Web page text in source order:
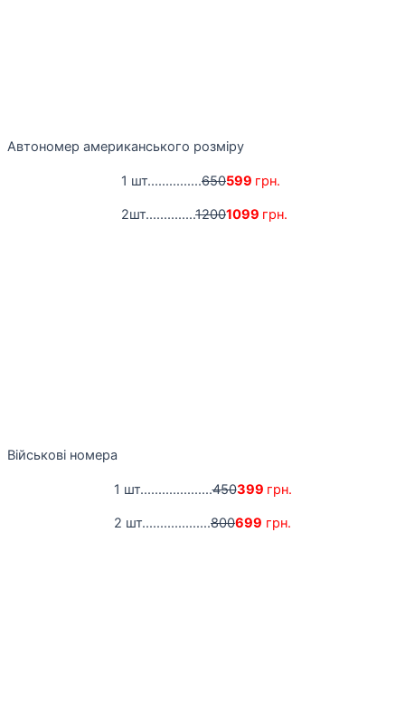
Автономер американського розміру
1 шт...............650599 грн.
2шт..............12001099 грн.
Військові номера
1 шт....................450399 грн.
2 шт...................800699 грн.